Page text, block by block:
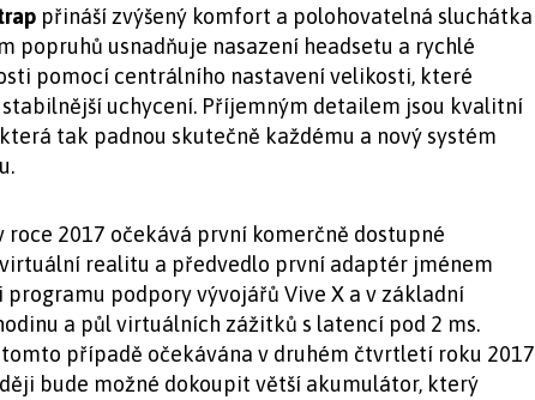
přináší zvýšený komfort a polohovatelná sluchátka
popruhů usnadňuje nasazení headsetu a rychlé
pomocí centrálního nastavení velikosti, které
uchycení. Příjemným detailem jsou kvalitní
tak padnou skutečně každému a nový systém
roce 2017 očekává první komerčně dostupné
realitu a předvedlo první adaptér jménem
programu podpory vývojářů Vive X a v základní
a půl virtuálních zážitků s latencí pod 2 ms.
případě očekávána v druhém čtvrtletí roku 2017
bude možné dokoupit větší akumulátor, který